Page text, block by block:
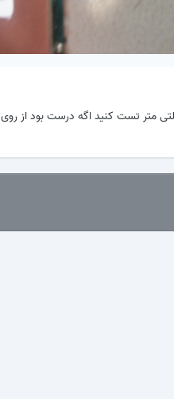
متر تست کنید اگه درست بود از روی